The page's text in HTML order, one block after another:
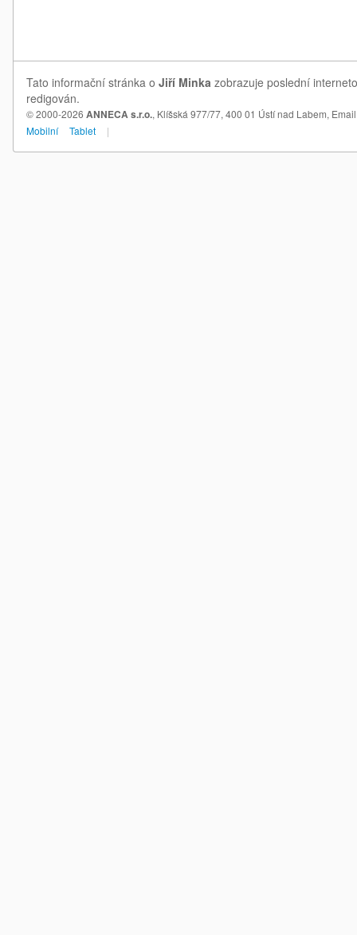
Tato informační stránka o Jiří Minka zobrazuje poslední
redigován.
© 2000-2026 ANNECA s.r.o., Klíšská 977/77, 400 01 Ústí nad Labem,
Mobilní
Tablet |